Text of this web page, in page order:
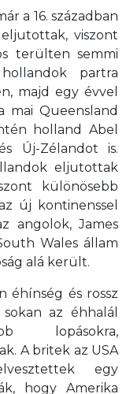
a 16. században
viszont
terülten semmi
partra
majd egy évvel
mai Queensland
holland Abel
Új-Zélandot is.
eljutottak
különösebb
új kontinenssel
angolok, James
Wales állam
alá került.
éhínség és rossz
az éhhalál
lopásokra,
A britek az USA
egy
hogy Amerika